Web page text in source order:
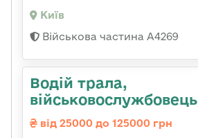
Київ
Військова частина А4269
Водій трала,
військовослужбовець
від 25000 до 125000 грн